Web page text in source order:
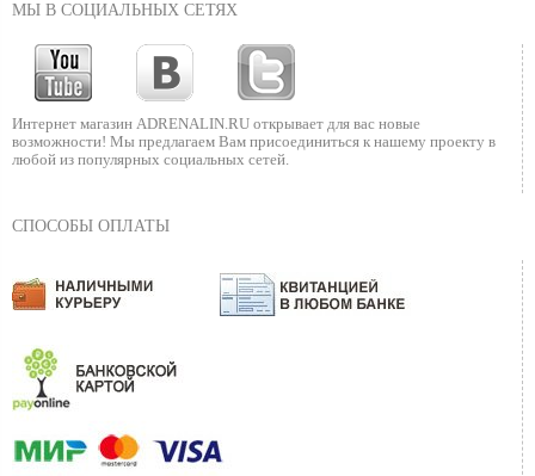
МЫ В СОЦИАЛЬНЫХ СЕТЯХ
Интернет магазин ADRENALIN.RU открывает для вас новые
возможности! Мы предлагаем Вам присоединиться к нашему проекту в
любой из популярных социальных сетей.
СПОСОБЫ ОПЛАТЫ